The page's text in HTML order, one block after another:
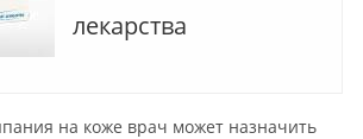
лекарства
на коже врач может назначить